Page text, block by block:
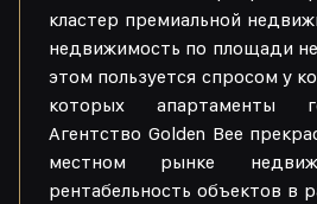
кластер премиальной
недвижимость по площади
этом пользуется спросом у
которых апартаменты
Агентство Golden Bee
местном рынке
рентабельность объектов в